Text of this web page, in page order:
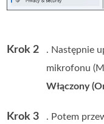
Krok 2
. Następnie
mikrofonu
Włączony
Krok 3 . Potem